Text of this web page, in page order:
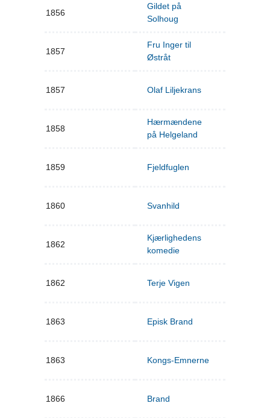
1856
Gildet på
Solhoug
1857
Fru Inger til
Østråt
1857 Olaf Liljekrans
1858
Hærmændene
på Helgeland
1859 Fjeldfuglen
1860 Svanhild
1862
Kjærlighedens
komedie
1862 Terje Vigen
1863 Episk Brand
1863 Kongs-Emnerne
1866 Brand